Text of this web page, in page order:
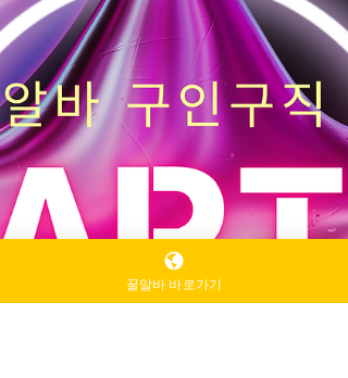
꿀알바 바로가기